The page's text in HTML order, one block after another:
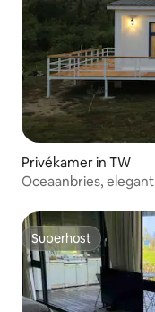
Privékamer in TW
Oceaanbries,
Superhost
Superhost